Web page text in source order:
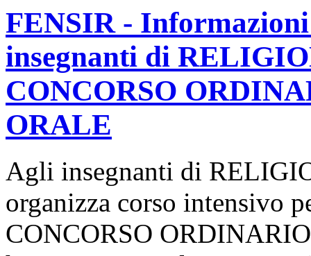
FENSIR -
insegnanti di
CONCORSO
ORALE
Agli insegnanti di
organizza corso intensivo
CONCORSO